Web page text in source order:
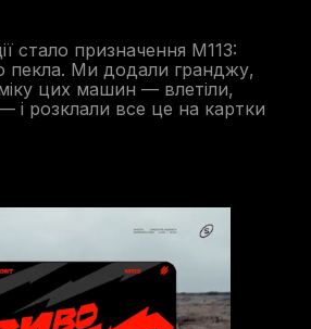
стало призначення М113:
пекла. Ми додали гранджу,
цих машин — влетіли,
і розклали все це на картки